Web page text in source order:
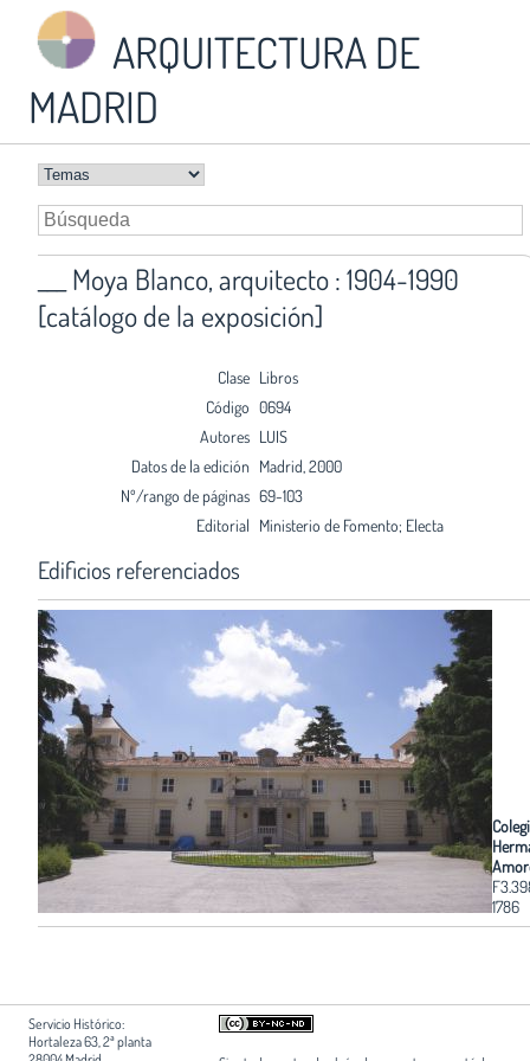
ARQUITECTURA DE
MADRID
___ Moya Blanco, arquitecto : 1904-1990
[catálogo de la exposición]
Clase Libros
Código 0694
Autores LUIS
Datos de la edición Madrid, 2000
Nº/rango de páginas 69-103
Editorial Ministerio de Fomento; Electa
Edificios referenciados
1786
Servicio Histórico:
Hortaleza 63, 2ª planta